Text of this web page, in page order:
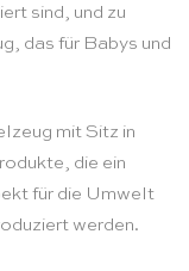
sind, und zu
das für Babys und
mit Sitz in
die ein
für die Umwelt
werden.